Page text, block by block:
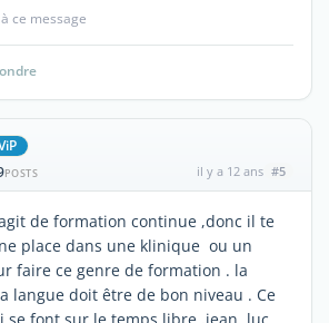
ce message
POSTS il y a 12 ans #5
de formation continue ,donc il te
place dans une klinique ou un
faire ce genre de formation . la
langue doit être de bon niveau . Ce